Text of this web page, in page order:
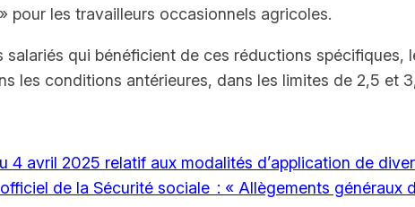
pour les travailleurs occasionnels agricoles.
salariés qui bénéficient de ces réductions
les conditions antérieures, dans les limites de 2,5 et
4 avril 2025 relatif aux modalités d’application de
de la Sécurité sociale : « Allègements généraux